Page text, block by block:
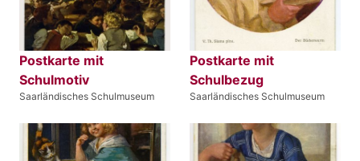
Postkarte mit
Schulmotiv
Saarländisches Schulmuseum
Postkarte mit
Schulbezug
Saarländisches Schulmuseum